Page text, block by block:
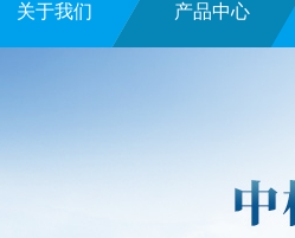
关于我们 产品中心